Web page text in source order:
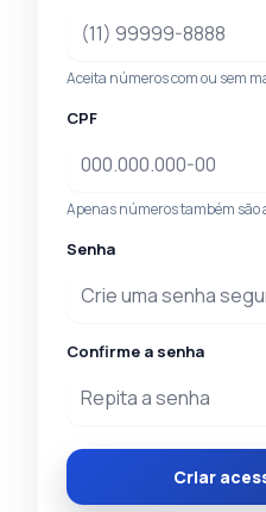
Aceita números com ou sem
CPF
Apenas números também são
Senha
Confirme a senha
Criar